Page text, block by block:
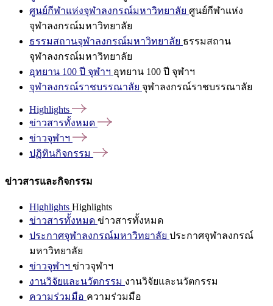
ศูนย์กีฬาแห่งจุฬาลงกรณ์มหาวิทยาลัย ศูนย์กีฬาแห่ง
จุฬาลงกรณ์มหาวิทยาลัย
ธรรมสถานจุฬาลงกรณ์มหาวิทยาลัย ธรรมสถาน
จุฬาลงกรณ์มหาวิทยาลัย
อุทยาน 100 ปี จุฬาฯ อุทยาน 100 ปี จุฬาฯ
จุฬาลงกรณ์ราชบรรณาลัย จุฬาลงกรณ์ราชบรรณาลัย
Highlights
ข่าวสารทั้งหมด
ข่าวจุฬาฯ
ปฏิทินกิจกรรม
ข่าวสารและกิจกรรม
Highlights Highlights
ข่าวสารทั้งหมด ข่าวสารทั้งหมด
ประกาศจุฬาลงกรณ์มหาวิทยาลัย ประกาศจุฬาลงกรณ์
มหาวิทยาลัย
ข่าวจุฬาฯ ข่าวจุฬาฯ
งานวิจัยและนวัตกรรม งานวิจัยและนวัตกรรม
ความร่วมมือ ความร่วมมือ